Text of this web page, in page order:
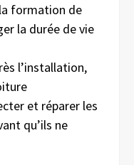
formation de
la durée de vie
l’installation,
et réparer les
qu’ils ne